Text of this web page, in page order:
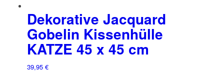
Dekorative Jacquard
Gobelin Kissenhülle
KATZE 45 x 45 cm
39,95 €